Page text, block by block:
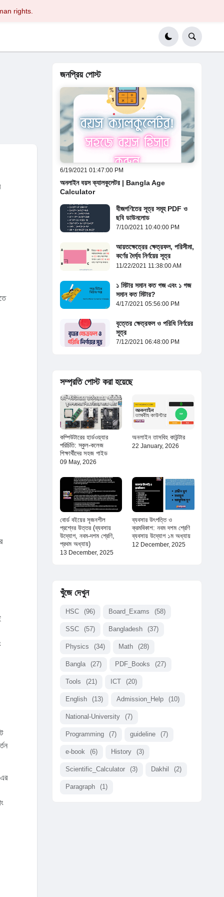
rights.
জনপ্রিয় পোস্ট
অনলাইন বয়স ক্যালকুলেটর | Bangla Age
Calculator
6/19/2021 01:47:00 PM
বীজগণিতের সূত্র সমূহ PDF ও
ছবি ডাউনলোড
7/10/2021 10:40:00 PM
আয়তক্ষেত্রের ক্ষেত্রফল, পরিসীমা,
কর্ণের দৈর্ঘ্য নির্ণয়ের সূত্র
11/22/2021 11:38:00 AM
১ মিটার সমান কত গজ এবং ১ গজ
সমান কত মিটার?
4/17/2021 05:56:00 PM
বৃত্তের ক্ষেত্রফল ও পরিধি নির্ণয়ের
সূত্র
7/12/2021 06:48:00 PM
সম্প্রতি পোস্ট করা হয়েছে
কম্পিউটারের হার্ডওয়্যার
পরিচিতি: স্কুল-কলেজ
শিক্ষার্থীদের সহজ গাইড
09 May, 2026
অনলাইন তাসবিহ কাউন্টার
22 January, 2026
বোর্ড বইয়ের সৃজনশীল
প্রশ্নের উত্তর (ব্যবসায়
উদ্যোগ, নবম-দশম শ্রেণি,
প্রথম অধ্যায়)
13 December, 2025
ব্যবসার উৎপত্তি ও
ক্রমবিকাশ: নবম দশম শ্রেণি
ব্যবসায় উদ্যোগ ১ম অধ্যায়
12 December, 2025
খুঁজে দেখুন
HSC (96) Board_Exams (58)
SSC (57) Bangladesh (37)
Physics (34) Math (28)
Bangla (27) PDF_Books (27)
Tools (21) ICT (20)
English (13) Admission_Help (10)
National-University (7)
Programming (7) guideline (7)
e-book (6) History (3)
Scientific_Calculator (3) Dakhil (2)
Paragraph (1)